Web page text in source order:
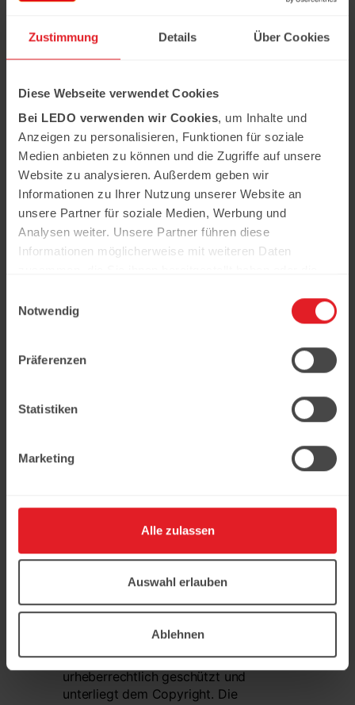
Zustimmung Details Über Cookies
Diese Webseite verwendet Cookies
Bei LEDO verwenden wir Cookies, um Inhalte und
Anzeigen zu personalisieren, Funktionen für soziale
Medien anbieten zu können und die Zugriffe auf unsere
Website zu analysieren. Außerdem geben wir
Informationen zu Ihrer Nutzung unserer Website an
unsere Partner für soziale Medien, Werbung und
Analysen weiter. Unsere Partner führen diese
Informationen möglicherweise mit weiteren Daten
haben.
Notwendig
Präferenzen
Statistiken
Marketing
Alle zulassen
Auswahl erlauben
Ablehnen
Registereintrag:
Eingetragen im Handelsregister.
Registergericht: Mannheim
Registernummer: HRB109802
Umsatzsteuer-ID:
Umsatzsteuer-Identifikationsnummer
Webseite veröffentlicht sind,
allgemeinen Information und ersetzen
keine professionelle Beratung.
Eine kommerzielle Nutzung der Inhalte
ist ohne ausdrückliche Genehmigung
dieser Webseite (Texte, Bilder,
Animationen, Grafiken) ist
urheberrechtlich geschützt und
unterliegt dem Copyright. Die